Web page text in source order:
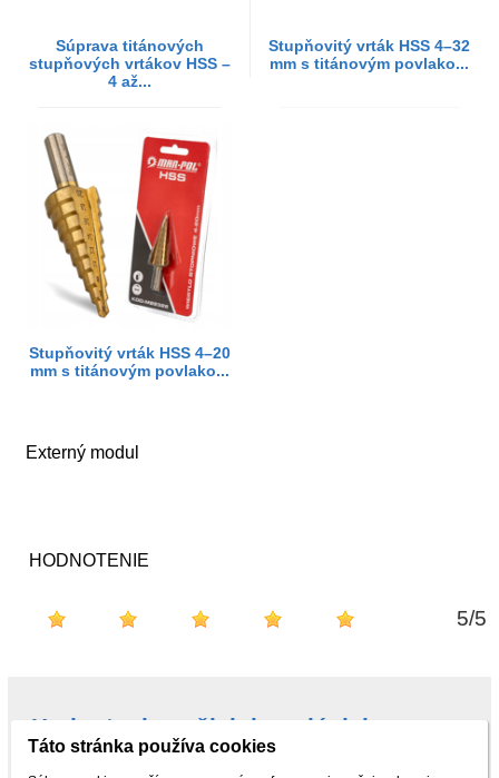
Súprava titánových
stupňových vrtákov HSS –
4 až...
Stupňovitý vrták HSS 4–32
mm s titánovým povlako...
Stupňovitý vrták HSS 4–20
mm s titánovým povlako...
Externý modul
HODNOTENIE
5/5
Hodnotenie našich kupujúcich na
Táto stránka používa cookies